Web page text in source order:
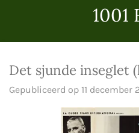
hoofdinhoud
1001
Det sjunde inseglet
Gepubliceerd op 11 december